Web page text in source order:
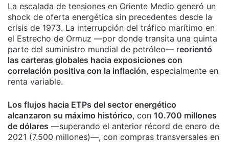
La escalada de tensiones en Oriente Medio generó un
shock de oferta energética sin precedentes desde la
crisis de 1973. La interrupción del tráfico marítimo en
el Estrecho de Ormuz —por donde transita una quinta
parte del suministro mundial de petróleo— reorientó
las carteras globales hacia exposiciones con
correlación positiva con la inflación, especialmente en
renta variable.
Los flujos hacia ETPs del sector energético
alcanzaron su máximo histórico, con 10.700 millones
de dólares —superando el anterior récord de enero de
2021 (7.500 millones)—, con compras transversales en